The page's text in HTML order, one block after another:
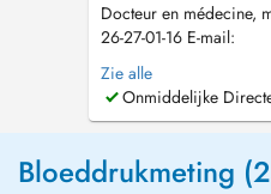
Docteur en médecine,
26-27-01-16 E-mail:
meiner Praxis biete ich
medizinische
individuellen
körperliche als auch
Zie alle
Onmiddelijke
Bloeddrukmeting